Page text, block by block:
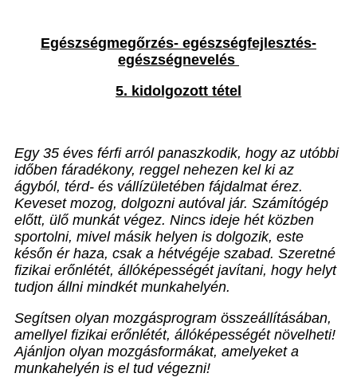
Egészségmegőrzés- egészségfejlesztés-
egészségnevelés
5. kidolgozott tétel
Egy 35 éves férfi arról panaszkodik, hogy az utóbbi
időben fáradékony, reggel nehezen kel ki az
ágyból, térd- és vállízületében fájdalmat érez.
Keveset mozog, dolgozni autóval jár. Számítógép
előtt, ülő munkát végez. Nincs ideje hét közben
sportolni, mivel másik helyen is dolgozik, este
későn ér haza, csak a hétvégéje szabad. Szeretné
fizikai erőnlétét, állóképességét javítani, hogy helyt
tudjon állni mindkét munkahelyén.
Segítsen olyan mozgásprogram összeállításában,
amellyel fizikai erőnlétét, állóképességét növelheti!
Ajánljon olyan mozgásformákat, amelyeket a
munkahelyén is el tud végezni!